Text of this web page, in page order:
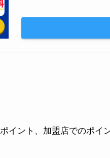
イント、加盟店でのポイ